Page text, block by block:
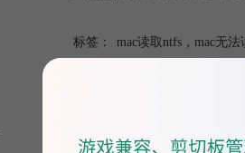
标签： mac读取ntfs ， mac无法